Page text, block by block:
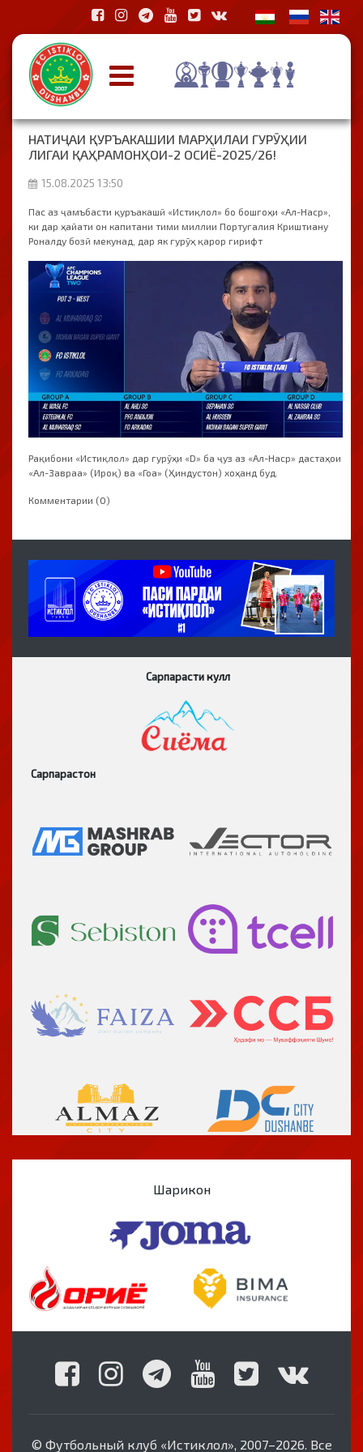
НАТИҶАИ ҚУРЪАКАШИИ МАРҲИЛАИ ГУРӮҲИИ
ЛИГАИ ҚАҲРАМОНҲОИ-2 ОСИЁ-2025/26!
15.08.2025 13:50
Пас аз ҷамъбасти қуръакашӣ «Истиқлол» бо бошгоҳи «Ал-Наср»,
ки дар ҳайати он капитани тими миллии Португалия Криштиану
Роналду бозӣ мекунад, дар як гурӯҳ қарор гирифт
Рақибони «Истиқлол» дар гурӯҳи «D» ба ҷуз аз «Ал-Наср» дастаҳои
«Ал-Завраа» (Ироқ) ва «Гоа» (Ҳиндустон) хоҳанд буд.
Комментарии (0)
Сарпарасти кулл
Сарпарастон
Шарикон
© Футбольный клуб «Истиклол», 2007–2026. Все